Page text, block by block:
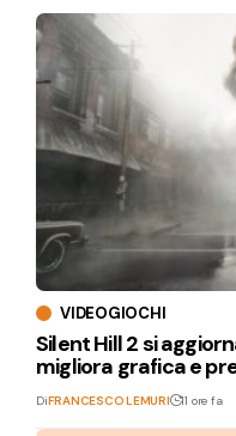
VIDEOGIOCHI
Silent Hill 2 si
migliora grafica e
DiFRANCESCO LEMURI 11 ore fa